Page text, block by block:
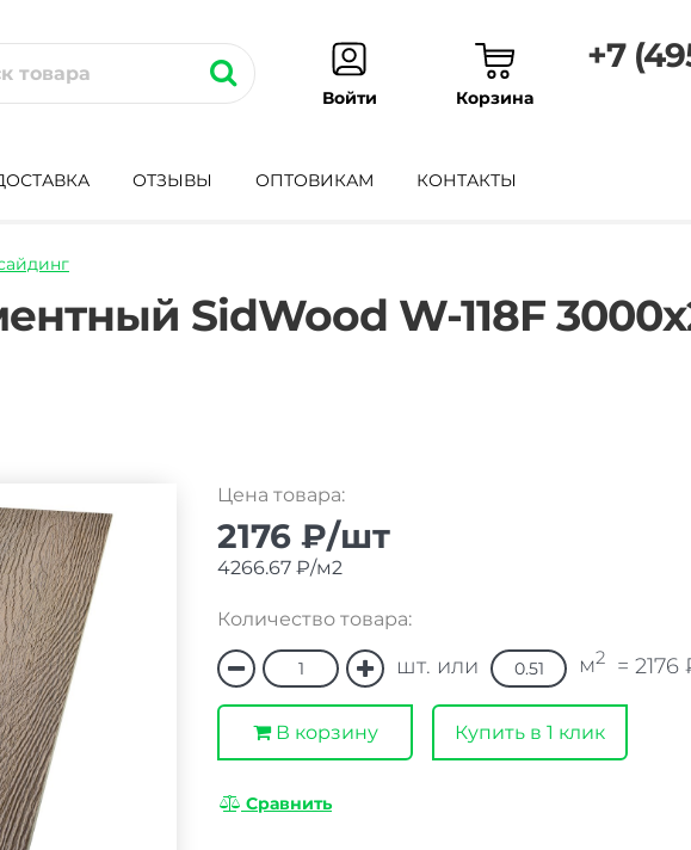
Войти Корзина
+7
ОТЗЫВЫ ОПТОВИКАМ КОНТАКТЫ
SidWood W-118F
Цена товара:
2176 ₽/шт
4266.67 ₽/м2
Количество товара:
шт. или м2 = 2176
В корзину Купить в 1 клик
Сравнить